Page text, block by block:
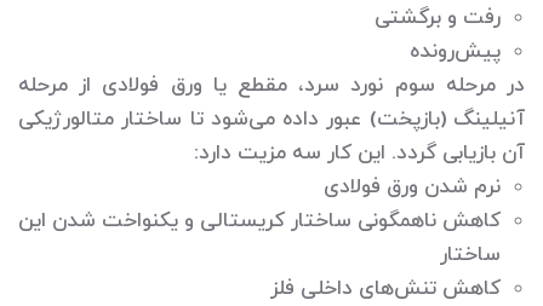
رفت و برگشتی
پیش‌رونده
در مرحله سوم نورد سرد، مقطع یا ورق فولادی از مرحله
آنیلینگ (بازپخت) عبور داده می‌شود تا ساختار متالورژیکی
آن بازیابی گردد. این کار سه مزیت دارد:
نرم شدن ورق فولادی
کاهش ناهمگونی ساختار کریستالی و یکنواخت شدن این
ساختار
کاهش تنش‌های داخلی فلز